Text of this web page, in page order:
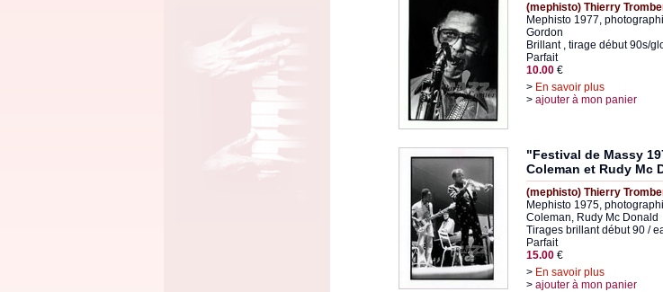
(mephisto) Thierry
Mephisto 1977,
Gordon
Brillant , tirage début 90s/
Parfait
10.00 €
> En savoir plus
> ajouter à mon panier
"Festival de Massy
Coleman et Rudy Mc
(mephisto) Thierry
Mephisto 1975,
Coleman, Rudy Mc Donald
Tirages brillant début 90 /
Parfait
15.00 €
> En savoir plus
> ajouter à mon panier